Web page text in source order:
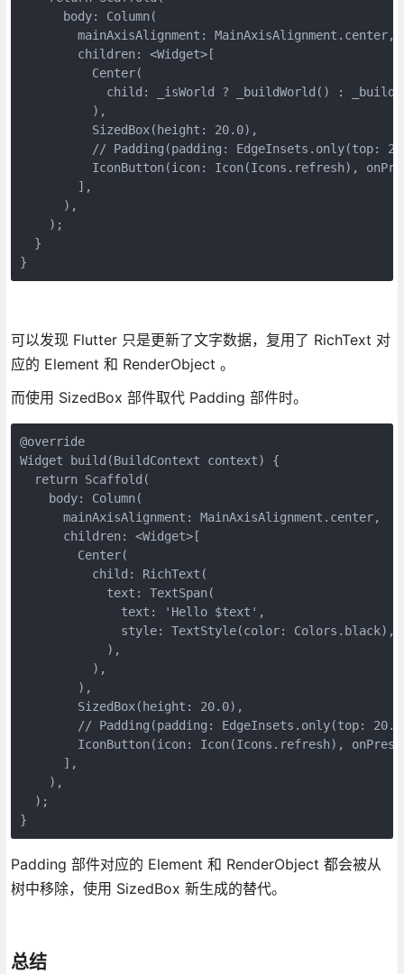
      body: Column(
        mainAxisAlignment: MainAxisAlignment.center,
        children: <Widget>[
          Center(
child: _isWorld ? _buildWorld() :
          ),
          SizedBox(height: 20.0),
// Padding(padding: EdgeInsets.only(top:
IconButton(icon: Icon(Icons.refresh),
        ],
      ),
    );
  }
}
可以发现 Flutter 只是更新了文字数据，复用了 RichText 对
应的 Element 和 RenderObject 。
而使用 SizedBox 部件取代 Padding 部件时。
@override
Widget build(BuildContext context) {
  return Scaffold(
    body: Column(
      mainAxisAlignment: MainAxisAlignment.center,
      children: <Widget>[
        Center(
          child: RichText(
            text: TextSpan(
              text: 'Hello $text',
              style: TextStyle(color: Colors.black),
            ),
          ),
        ),
        SizedBox(height: 20.0),
// Padding(padding: EdgeInsets.only(top:
IconButton(icon: Icon(Icons.refresh),
      ],
    ),
  );
}
Padding 部件对应的 Element 和 RenderObject 都会被从
树中移除，使用 SizedBox 新生成的替代。
总结